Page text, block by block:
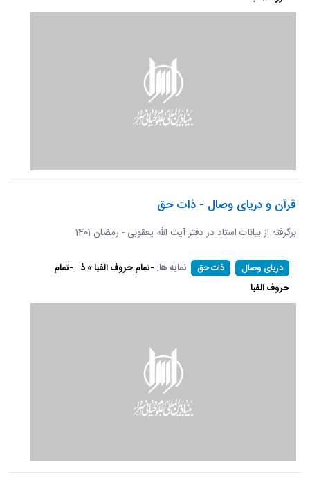
قرآن و دریای وصال - ذات حق
برگرفته از بیانات استاد در دفتر آیت الله یعقوبی - رمضان 1401
دریای وصال ذات حق نمایه ها: -تمام حروف الفبا » ذ -تمام
حروف الفبا